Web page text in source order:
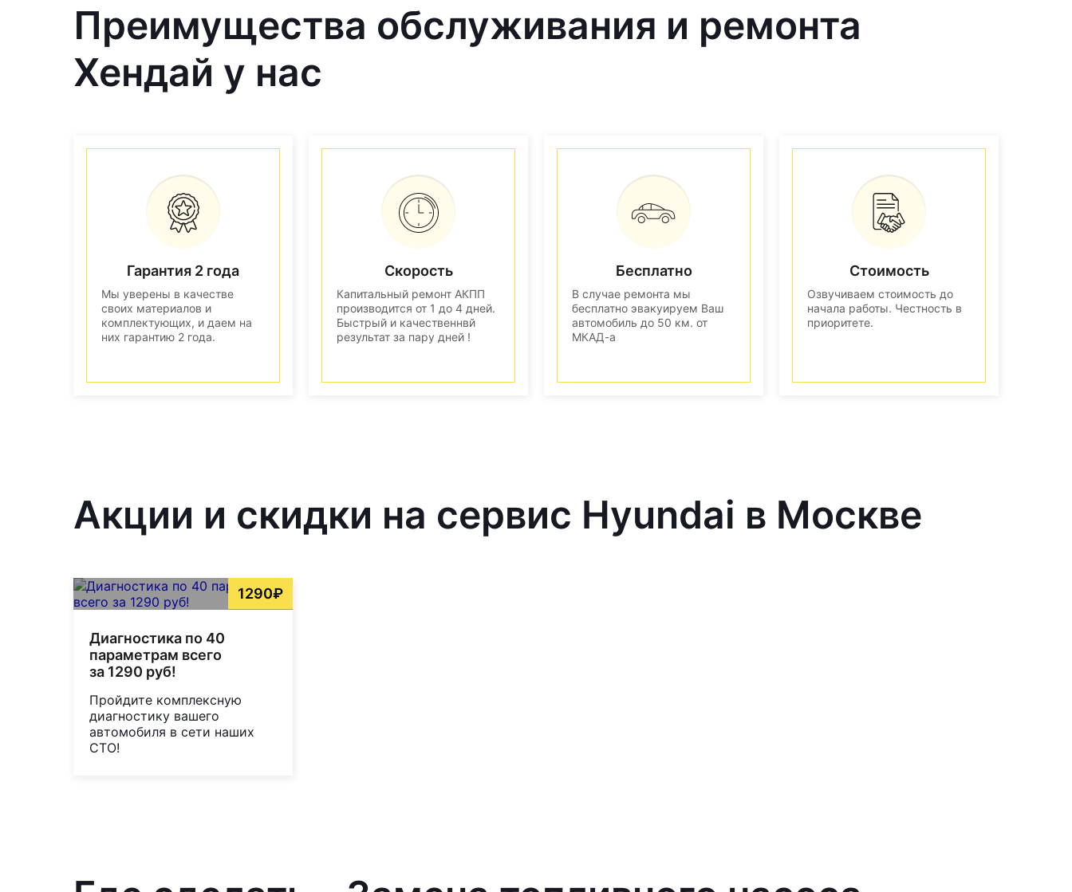
Преимущества обслуживания и ремонта
Хендай у нас
Гарантия 2 года
Мы уверены в качестве
своих материалов и
комплектующих, и даем на
них гарантию 2 года.
Скорость
Капитальный ремонт АКПП
производится от 1 до 4 дней.
Быстрый и качественнвй
результат за пару дней !
Бесплатно
В случае ремонта мы
бесплатно эвакуируем Ваш
автомобиль до 50 км. от
МКАД-а
Стоимость
Озвучиваем стоимость до
начала работы. Честность в
приоритете.
Акции и скидки на сервис Hyundai в Москве
1290₽
Диагностика по 40
параметрам всего
за 1290 руб!
Пройдите комплексную
диагностику вашего
автомобиля в сети наших
СТО!